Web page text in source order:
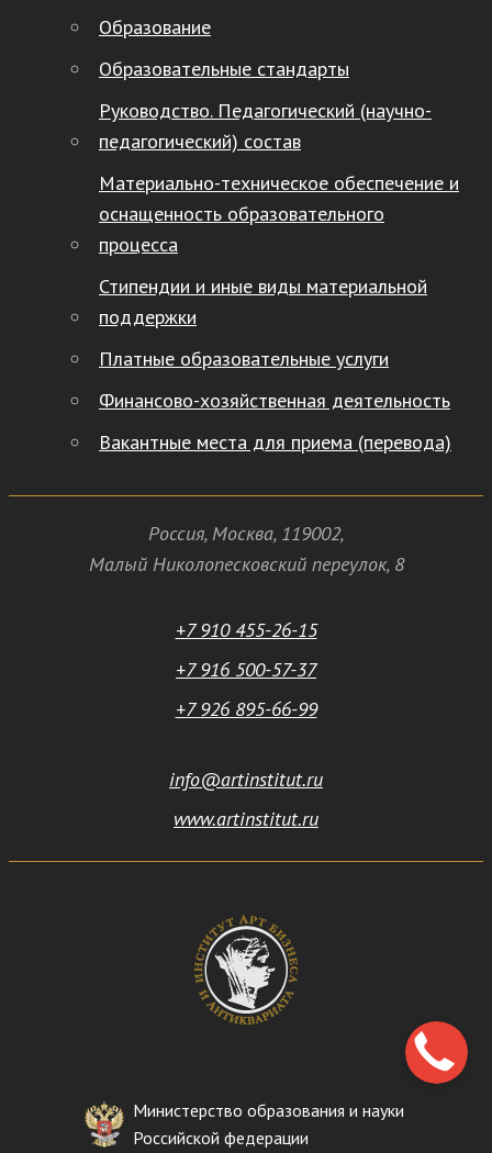
Образование
Образовательные стандарты
Руководство. Педагогический (научно-
педагогический) состав
Материально-техническое обеспечение и
оснащенность образовательного
процесса
Стипендии и иные виды материальной
поддержки
Платные образовательные услуги
Финансово-хозяйственная деятельность
Вакантные места для приема (перевода)
Россия, Москва, 119002,
Малый Николопесковский переулок,8
+7 910 455-26-15
+7 916 500-57-37
+7 926 895-66-99
info@artinstitut.ru
www.artinstitut.ru
Министерство образования и науки
Российской федерации